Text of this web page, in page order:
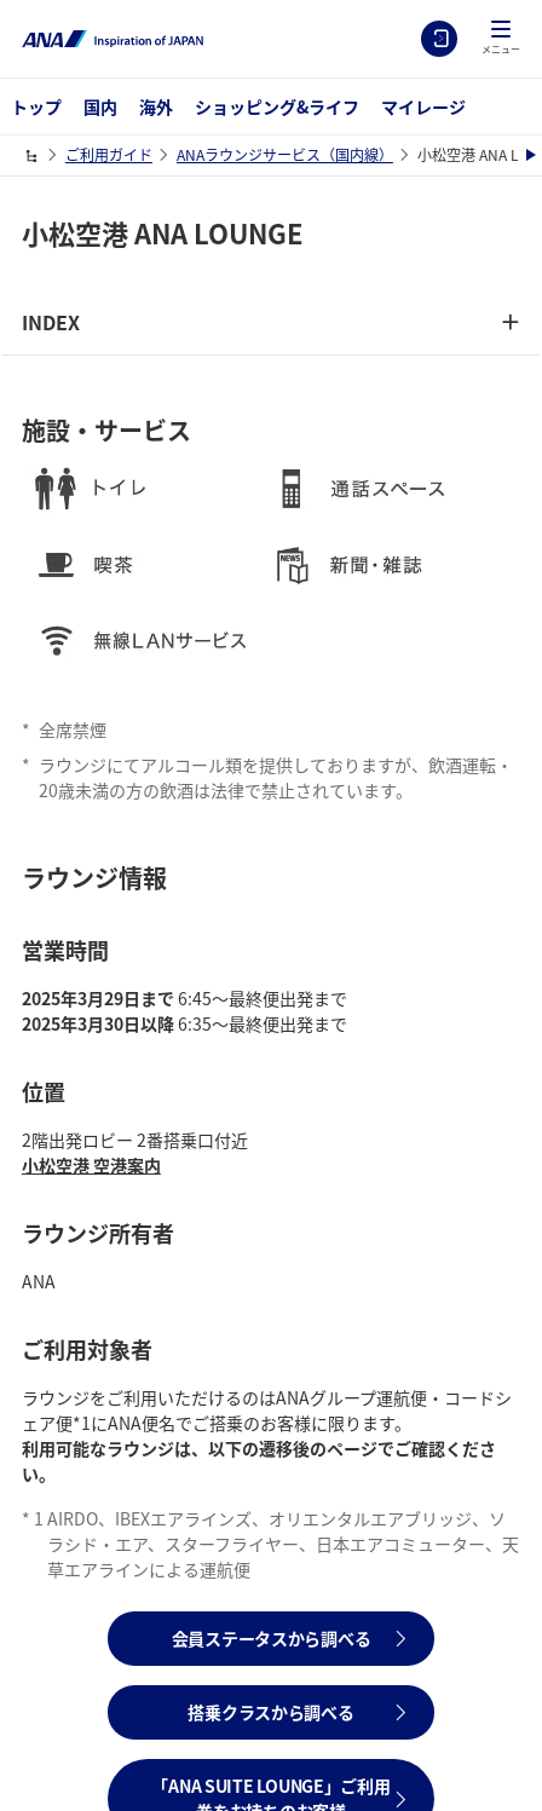
メニュー
トップ 国内 海外 ショッピング&ライフ マイレージ
ご利用ガイド ANAラウンジサービス（国内線） 小松空港 ANA
小松空港 ANA LOUNGE
INDEX
施設・サービス
* 全席禁煙
* ラウンジにてアルコール類を提供しておりますが、飲酒運転・
20歳未満の方の飲酒は法律で禁止されています。
ラウンジ情報
営業時間
2025年3月29日まで 6:45～最終便出発まで
2025年3月30日以降6:35～最終便出発まで
位置
2階出発ロビー 2番搭乗口付近
小松空港 空港案内
ラウンジ所有者
ANA
ご利用対象者
ラウンジをご利用いただけるのはANAグループ運航便・コードシ
ェア便*1にANA便名でご搭乗のお客様に限ります。
利用可能なラウンジは、以下の遷移後のページでご確認くださ
い。
* 1 AIRDO、IBEXエアラインズ、オリエンタルエアブリッジ、ソ
ラシド・エア、スターフライヤー、日本エアコミューター、天
草エアラインによる運航便
会員ステータスから調べる
搭乗クラスから調べる
「ANA SUITE LOUNGE」ご利用